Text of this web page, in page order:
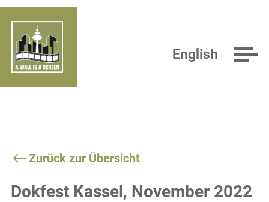
English
Zurück zur Übersicht
Dokfest Kassel, November 2022